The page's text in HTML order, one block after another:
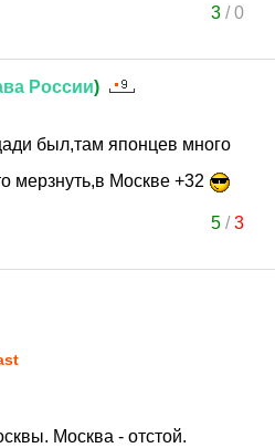
3/0
России)
был,там японцев много
мерзнуть,в Москве +32
5/3
Москва - отстой.